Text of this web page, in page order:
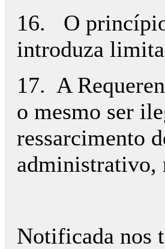
16. O princípio
introduza
17. A
o mesmo ser
ressarcimento
administrativo,
Notificada nos